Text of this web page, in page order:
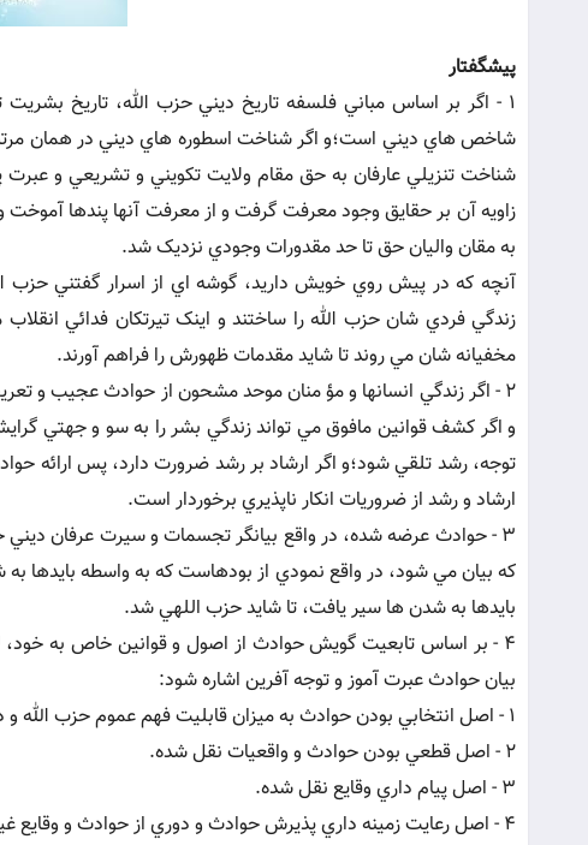
پيشگفتار
1 - اگر بر اساس مباني فلسفه تاريخ ديني حزب الله، تاريخ
شاخص هاي ديني است؛و اگر شناخت اسطوره هاي ديني در همان
شناخت تنزيلي عارفان به حق مقام ولايت تکويني و تشريعي و عبرت
زاويه آن بر حقايق وجود معرفت گرفت و از معرفت آنها پندها
به مقان واليان حق تا حد مقدورات وجودي نزديک شد.
آنچه که در پيش روي خويش داريد، گوشه اي از اسرار گفتني حزب
زندگي فردي شان حزب الله را ساختند و اينک تيرتکان فدائي
مخفيانه شان مي روند تا شايد مقدمات ظهورش را فراهم آورند.
2 - اگر زندگي انسانها و مؤ منان موحد مشحون از حوادث عجيب و
و اگر کشف قوانين مافوق مي تواند زندگي بشر را به سو و جهتي
توجه، رشد تلقي شود؛و اگر ارشاد بر رشد ضرورت دارد، پس ارائه
ارشاد و رشد از ضروريات انکار ناپذيري برخوردار است.
3 - حوادث عرضه شده، در واقع بيانگر تجسمات و سيرت عرفان
که بيان مي شود، در واقع نمودي از بودهاست که به واسطه بايدها به
بايدها به شدن ها سير يافت، تا شايد حزب اللهي شد.
4 - بر اساس تابعيت گويش حوادث از اصول و قوانين خاص به
بيان حوادث عبرت آموز و توجه آفرين اشاره شود:
1 - اصل انتخابي بودن حوادث به ميزان قابليت فهم عموم حزب الله و دوري از بيان حوادث مربوط به خواص حزب الله.
2 - اصل قطعي بودن حوادث و واقعيات نقل شده.
3 - اصل پيام داري وقايع نقل شده.
4 - اصل رعايت زمينه داري پذيرش حوادث و دوري از حوادث و وقايع غير قابل قبول عرفي.